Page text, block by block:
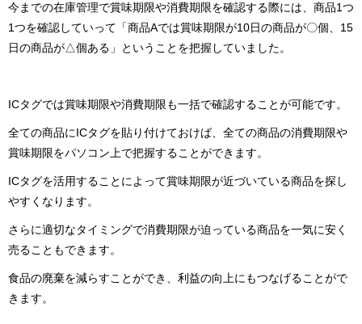
今までの在庫管理で賞味期限や消費期限を確認する際には、商品1つ
1つを確認していって「商品Aでは賞味期限が10日の商品が〇個、15
日の商品が△個ある」ということを把握していました。
ICタグでは賞味期限や消費期限も一括で確認することが可能です。
全ての商品にICタグを貼り付けておけば、全ての商品の消費期限や
賞味期限をパソコン上で把握することができます。
ICタグを活用することによって賞味期限が近づいている商品を探し
やすくなります。
さらに適切なタイミングで消費期限が迫っている商品を一気に安く
売ることもできます。
食品の廃棄を減らすことができ、利益の向上にもつなげることがで
きます。